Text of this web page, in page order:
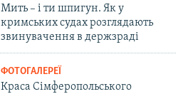
Мить – і ти шпигун. Як у
кримських судах розглядають
звинувачення в держзраді
ФОТОГАЛЕРЕЇ
Краса Сімферопольського